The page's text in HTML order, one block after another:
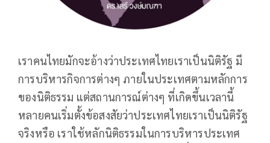
เราคนไทยมักจะอ้างว่าประเทศไทยเราเป็นนิติรัฐ มี
การบริหารกิจการต่างๆ ภายในประเทศตามหลักการ
ของนิติธรรม แต่สถานการณ์ต่างๆ ที่เกิดขึ้นเวลานี้
หลายคนเริ่มตั้งข้อสงสัยว่าประเทศไทยเราเป็นนิติรัฐ
จริงหรือ เราใช้หลักนิติธรรมในการบริหารประเทศ